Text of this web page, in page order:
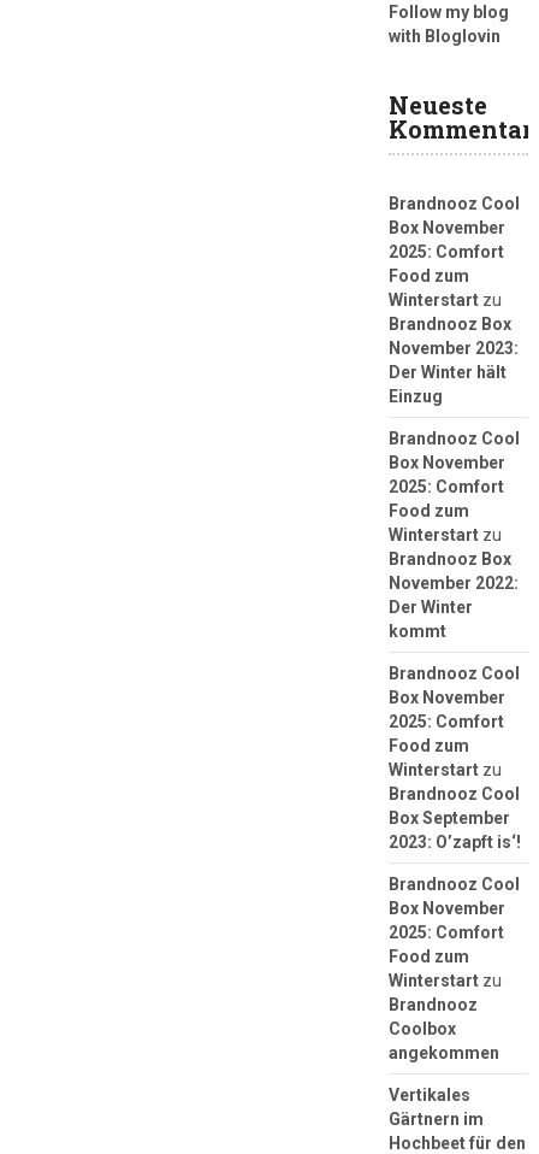
Follow my blog
with Bloglovin
Neueste
Brandnooz Cool
Box November
2025: Comfort
Food zum
Winterstartzu
Brandnooz Box
November 2023:
Der Winter hält
Einzug
Brandnooz Cool
Box November
2025: Comfort
Food zum
Winterstartzu
Brandnooz Box
November 2022:
Der Winter
kommt
Brandnooz Cool
Box November
2025: Comfort
Food zum
Winterstartzu
Brandnooz Cool
Box September
2023: O’zapft is‘!
Brandnooz Cool
Box November
2025: Comfort
Food zum
Winterstartzu
Brandnooz
Coolbox
angekommen
Vertikales
Gärtnern im
Hochbeet für den